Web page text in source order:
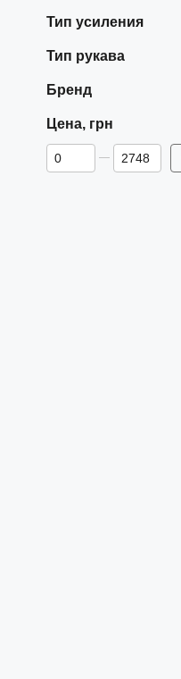
Тип усиления
Тип рукава
Бренд
Цена, грн
От Цена, грн
До Цена, грн